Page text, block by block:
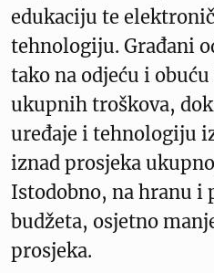
edukaciju te
tehnologiju. Građani
tako na odjeću i
ukupnih troškova,
uređaje i tehnologiju
iznad prosjeka
Istodobno, na hranu i
budžeta, osjetno
prosjeka.